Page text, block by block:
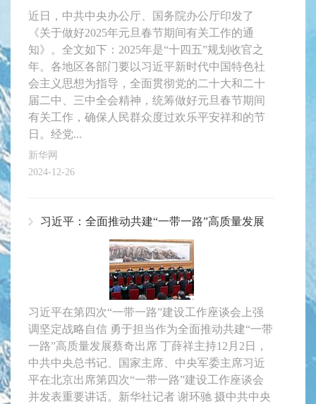
近日，中共中央办公厅、国务院办公厅印发了
《关于做好2025年元旦春节期间有关工作的通
知》。全文如下：2025年是“十四五”规划收官之
年。各地区各部门要以习近平新时代中国特色社
会主义思想为指导，全面贯彻党的二十大和二十
届二中、三中全会精神，统筹做好元旦春节期间
有关工作，确保人民群众度过欢乐平安祥和的节
日。经党...
新华网
2024-12-26
习近平：全面推动共建“一带一路”高质量发展
习近平在第四次“一带一路”建设工作座谈会上强
调坚定战略自信 勇于担当作为全面推动共建“一带
一路”高质量发展蔡奇出席 丁薛祥主持12月2日，
中共中央总书记、国家主席、中央军委主席习近
平在北京出席第四次“一带一路”建设工作座谈会
并发表重要讲话。新华社记者 谢环驰 摄中共中央